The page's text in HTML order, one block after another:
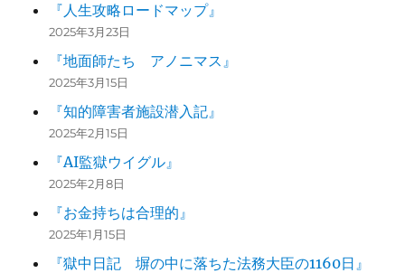
『人生攻略ロードマップ』
2025年3月23日
『地面師たち アノニマス』
2025年3月15日
『知的障害者施設潜入記』
2025年2月15日
『AI監獄ウイグル』
2025年2月8日
『お金持ちは合理的』
2025年1月15日
『獄中日記 塀の中に落ちた法務大臣の1160日』